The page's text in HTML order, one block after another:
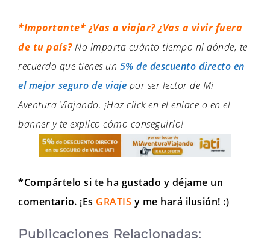
*Importante* ¿Vas a viajar? ¿Vas a vivir fuera
de tu país?No importa cuánto tiempo ni dónde, te
recuerdo que tienes un 5% de descuento directo en
el mejor seguro de viaje por ser lector de Mi
Aventura Viajando. ¡Haz click en el enlace o en el
banner y te explico cómo conseguirlo!
*Compártelo si te ha gustado y déjame un
comentario. ¡Es GRATIS y me hará ilusión! :)
Publicaciones Relacionadas: